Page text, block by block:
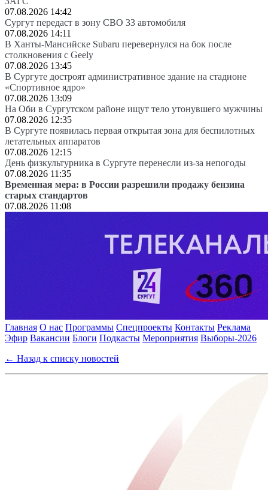
07.08.2026 14:42
Сургут передаст в зону СВО 33 автомобиля
07.08.2026 14:11
В Ханты-Мансийске Subaru перевернулся на бок после
столкновения с Geely
07.08.2026 13:45
В Сургуте достроят административное здание на стадионе
«Спортивное ядро»
07.08.2026 13:09
На Оби в Сургутском районе ищут тело утонувшего мужчины
07.08.2026 12:35
В Сургуте появилась первая открытая зона для беспилотных
летательных аппаратов
07.08.2026 12:15
День физкультурника в Сургуте перенесли из-за непогоды
07.08.2026 11:35
Временная мера: в России разрешили продажу бензина
старых стандартов
07.08.2026 11:08
Главная О нас Программы Спецпроекты Контакты Реклама
Эфир Вакансии Блоги Подкасты Мероприятия Выборы-2026
← Назад к списку новостей